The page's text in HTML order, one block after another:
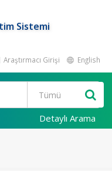
Sistemi
Araştırmacı Girişi English
Detaylı Arama